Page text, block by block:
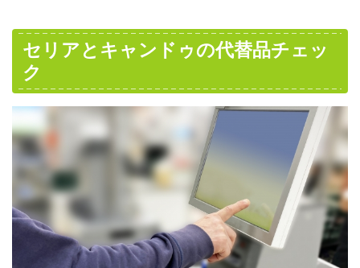
セリアとキャンドゥの代替品チェッ
ク